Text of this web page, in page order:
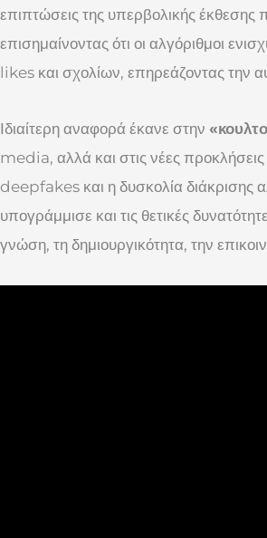
επιπτώσεις της υπερβολικής
επισημαίνοντας ότι οι αλγόριθμοι
likes και σχολίων, επηρεάζοντας την
Ιδιαίτερη αναφορά έκανε στην
media, αλλά και στις νέες
deepfakes και η δυσκολία διάκρισης
υπογράμμισε και τις θετικές
γνώση, τη δημιουργικότητα, την